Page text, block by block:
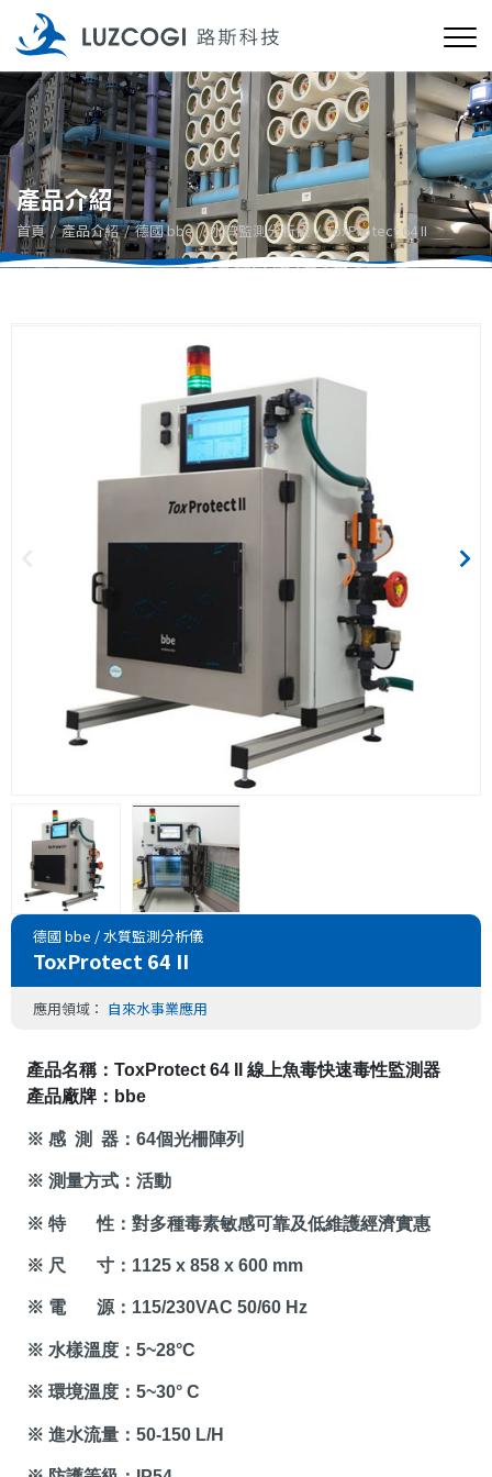
產品介紹
首頁 產品介紹 德國 bbe 水質監測分析儀 ToxProtect 64 II
德國 bbe /水質監測分析儀
ToxProtect 64 II
應用領域： 自來水事業應用
產品名稱：ToxProtect 64 II
線上魚毒快速毒性監測器
產品廠牌： bbe
※ 感 測 器：64個光柵陣列
※ 測量方式：活動
※ 特 性：對多種毒素敏感可靠及低維護經濟實惠
※ 尺 寸： 1125 x 858 x 600 mm
※ 電 源： 115/230VAC 50/60 Hz
※ 水樣溫度：5~28°C
※ 環境溫度：5~30° C
※ 進水流量：50-150 L/H